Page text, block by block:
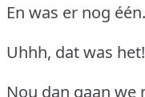
En was er nog
Uhhh, dat was het!
Nou dan gaan we